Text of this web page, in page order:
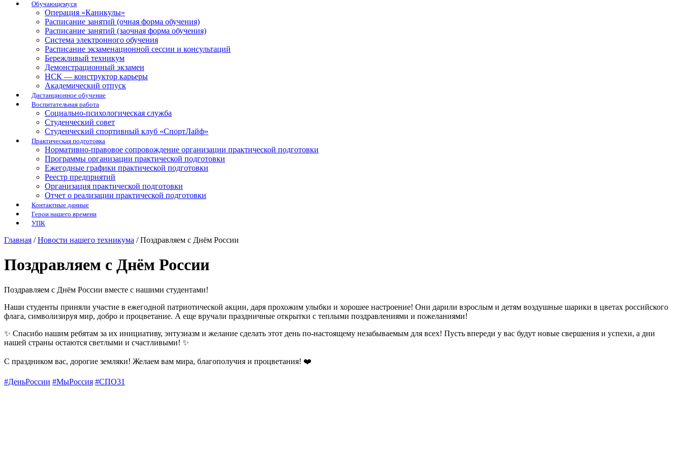
Обучающемуся
Операция «Каникулы»
Расписание занятий (очная форма обучения)
Расписание занятий (заочная форма обучения)
Система электронного обучения
Расписание экзаменационной сессии и консультаций
Бережливый техникум
Демонстрационный экзамен
НСК — конструктор карьеры
Академический отпуск
Дистанционное обучение
Воспитательная работа
Социально-психологическая служба
Студенческий совет
Студенческий спортивный клуб «СпортЛайф»
Практическая подготовка
Нормативно-правовое сопровождение организации практической подготовки
Программы организации практической подготовки
Ежегодные графики практической подготовки
Реестр предприятий
Организация практической подготовки
Отчет о реализации практической подготовки
Контактные данные
Герои нашего времени
УПК
Главная /Новости нашего техникума / Поздравляем с Днём России
Поздравляем с Днём России
Поздравляем с Днём России вместе с нашими студентами!
Наши студенты приняли участие в ежегодной патриотической акции, даря прохожим улыбки и хорошее настроение! Они дарили взрослым и детям воздушные шарики в цветах российского
флага, символизируя мир, добро и процветание. А еще вручали праздничные открытки с теплыми поздравлениями и пожеланиями!
✨ Спасибо нашим ребятам за их инициативу, энтузиазм и желание сделать этот день по-настоящему незабываемым для всех! Пусть впереди у вас будут новые свершения и успехи, а дни
нашей страны остаются светлыми и счастливыми! ✨
С праздником вас, дорогие земляки! Желаем вам мира, благополучия и процветания! ❤️
#ДеньРоссии #МыРоссия #СПО31